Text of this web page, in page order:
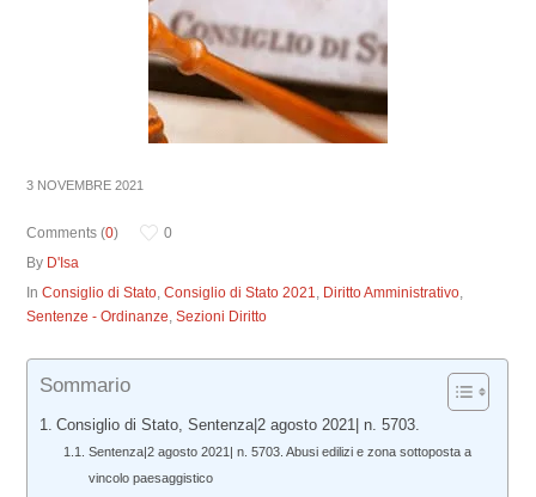
3 NOVEMBRE 2021
Comments (0)
0
By D'Isa
InConsiglio di Stato,Consiglio di Stato 2021, Diritto Amministrativo,
Sentenze - Ordinanze,Sezioni Diritto
Sommario
Consiglio di Stato, Sentenza|2 agosto 2021| n. 5703.
Sentenza|2 agosto 2021| n. 5703. Abusi edilizi e zona sottoposta a
vincolo paesaggistico